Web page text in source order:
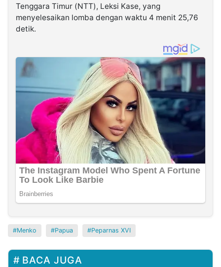
Tenggara Timur (NTT), Leksi Kase, yang
menyelesaikan lomba dengan waktu 4 menit 25,76
detik.
Menko Papua Peparnas XVI
BACA JUGA